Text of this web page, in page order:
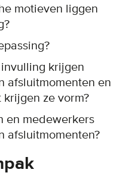
motieven liggen
krijgen
afsluitmomenten en
ze vorm?
en medewerkers
afsluitmomenten?